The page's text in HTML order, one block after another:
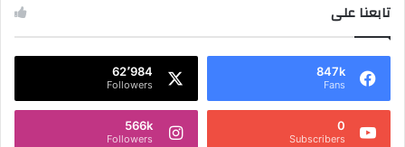
تابعنا على
847k
Fans
62٬984
Followers
0
Subscribers
566k
Followers